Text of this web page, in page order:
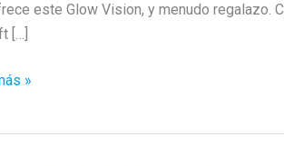
este Glow Vision, y menudo regalazo.
[…]
»